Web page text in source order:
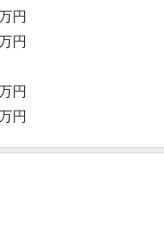
円
円
円
円